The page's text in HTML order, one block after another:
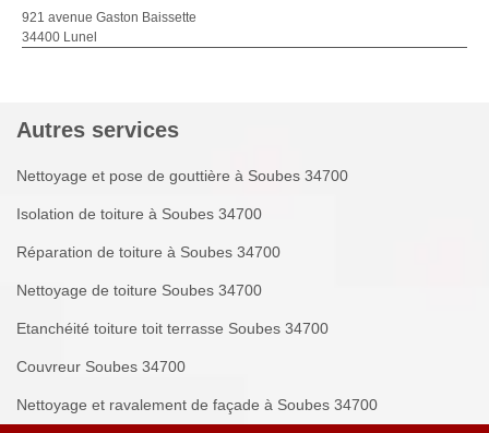
921 avenue Gaston Baissette
34400 Lunel
Autres services
Nettoyage et pose de gouttière à Soubes 34700
Isolation de toiture à Soubes 34700
Réparation de toiture à Soubes 34700
Nettoyage de toiture Soubes 34700
Etanchéité toiture toit terrasse Soubes 34700
Couvreur Soubes 34700
Nettoyage et ravalement de façade à Soubes 34700